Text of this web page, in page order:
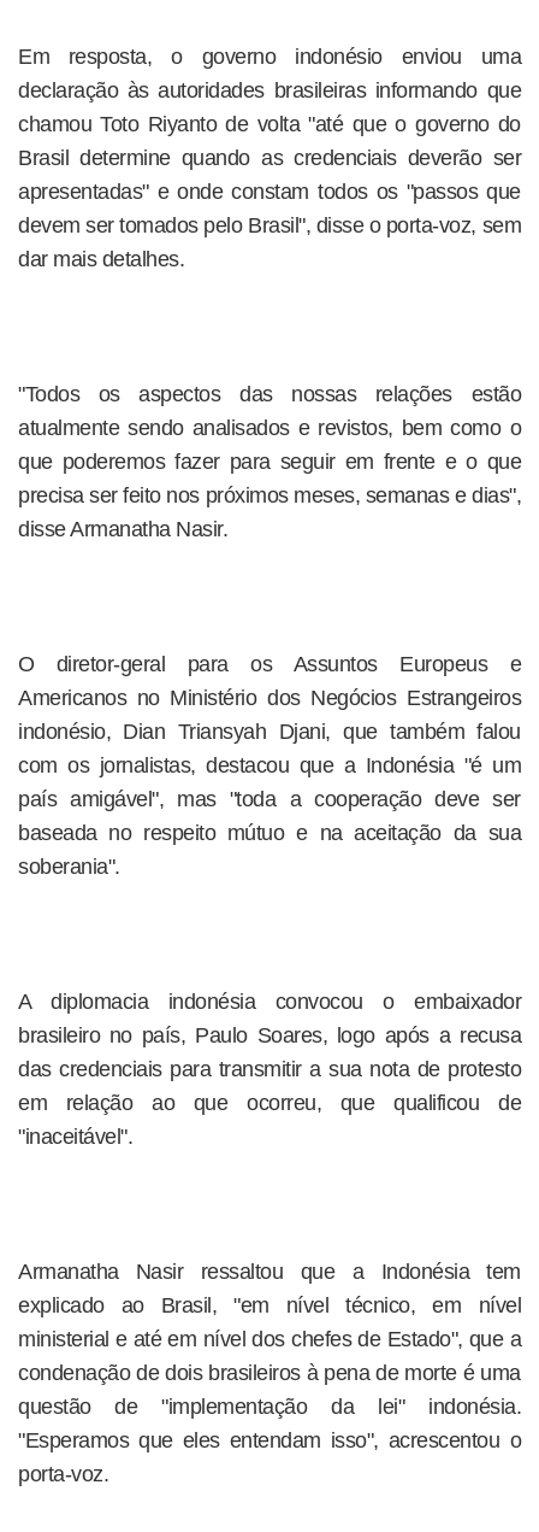
Em resposta, o governo indonésio enviou uma
declaração às autoridades brasileiras informando que
chamou Toto Riyanto de volta "até que o governo do
Brasil determine quando as credenciais deverão ser
apresentadas" e onde constam todos os "passos que
devem ser tomados pelo Brasil", disse o porta-voz, sem
dar mais detalhes.
"Todos os aspectos das nossas relações estão
atualmente sendo analisados e revistos, bem como o
que poderemos fazer para seguir em frente e o que
precisa ser feito nos próximos meses, semanas e dias",
disse Armanatha Nasir.
O diretor-geral para os Assuntos Europeus e
Americanos no Ministério dos Negócios Estrangeiros
indonésio, Dian Triansyah Djani, que também falou
com os jornalistas, destacou que a Indonésia "é um
país amigável", mas "toda a cooperação deve ser
baseada no respeito mútuo e na aceitação da sua
soberania".
A diplomacia indonésia convocou o embaixador
brasileiro no país, Paulo Soares, logo após a recusa
das credenciais para transmitir a sua nota de protesto
em relação ao que ocorreu, que qualificou de
"inaceitável".
Armanatha Nasir ressaltou que a Indonésia tem
explicado ao Brasil, "em nível técnico, em nível
ministerial e até em nível dos chefes de Estado", que a
condenação de dois brasileiros à pena de morte é uma
questão de "implementação da lei" indonésia.
"Esperamos que eles entendam isso", acrescentou o
porta-voz.